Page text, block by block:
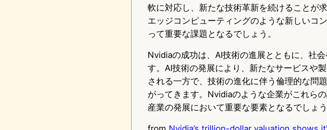
軟に対応し、新たな技術革新を続けることが
エッジコンピューティングのような新しいコ
って重要な課題となるでしょう。
Nvidiaの成功は、AI技術の進展とともに、社
す。AI技術の発展により、新たなサービスや
される一方で、技術の進化に伴う倫理的な問
がってきます。Nvidiaのような企業がこれら
産業の発展において重要な要素となるでしょう